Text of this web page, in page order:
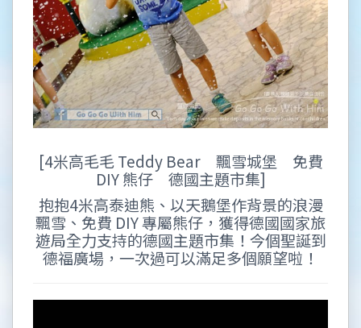
[4米高毛毛 Teddy Bear 飄雪城堡 免費
DIY 熊仔 德國主題市集]
抱抱4米高泰迪熊、以天鵝堡作背景的浪漫
飄雪、免費 DIY 專屬熊仔，獲得德國國家旅
遊局全力支持的德國主題市集！今個聖誕到
德福廣場，一次過可以滿足多個願望啦！